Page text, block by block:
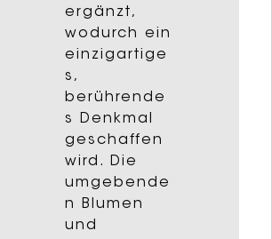
ergänzt,
wodurch ein
einzigartige
s,
berührende
s Denkmal
geschaffen
wird. Die
umgebende
n Blumen
und